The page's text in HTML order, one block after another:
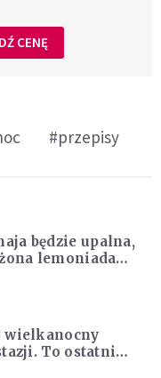
CENĘ
#przepisy
będzie upalna,
lemoniada
limonką [PRZEPIS]
wielkanocny
To ostatni
go zrobić!